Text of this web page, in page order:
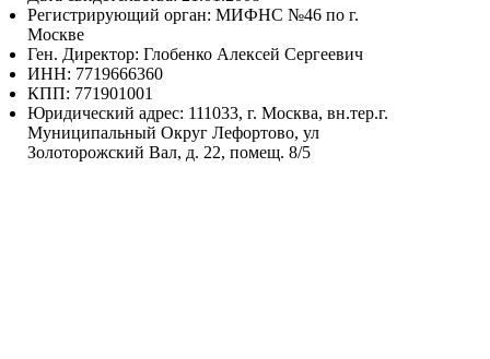
Регистрирующий орган: МИФНС №46 по г.
Москве
Ген. Директор: Глобенко Алексей Сергеевич
ИНН: 7719666360
КПП: 771901001
Юридический адрес: 111033, г. Москва, вн.тер.г.
Муниципальный Округ Лефортово, ул
Золоторожский Вал, д. 22, помещ. 8/5